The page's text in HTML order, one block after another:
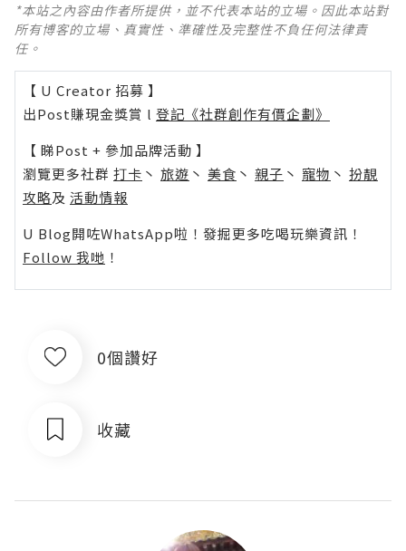
*本站之內容由作者所提供，並不代表本站的立場。因此本站對
所有博客的立場、真實性、準確性及完整性不負任何法律責
任。
【 U Creator 招募 】
出Post賺現金獎賞 l 登記《社群創作有價企劃》
【 睇Post + 參加品牌活動 】
瀏覽更多社群 打卡 丶 旅遊 丶 美食 丶 親子 丶 寵物 丶 扮靚
攻略及 活動情報
U Blog開咗WhatsApp啦！發掘更多吃喝玩樂資訊！
Follow 我哋 ！
0個讚好
收藏